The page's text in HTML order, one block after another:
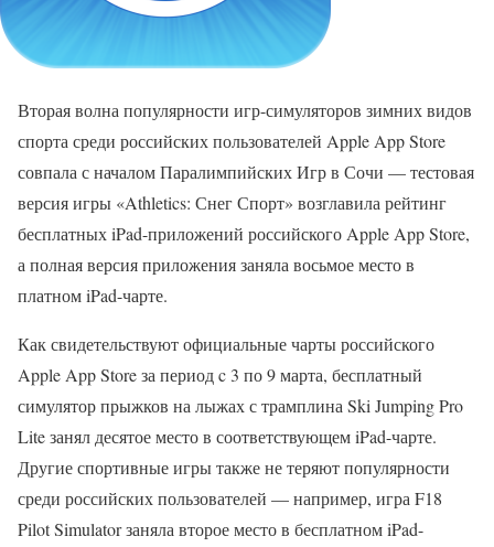
Вторая волна популярности игр-симуляторов зимних видов
спорта среди российских пользователей Apple App Store
совпала с началом Паралимпийских Игр в Сочи — тестовая
версия игры «Athletics: Снег Спорт» возглавила рейтинг
бесплатных iPad-приложений российского Apple App Store,
а полная версия приложения заняла восьмое место в
платном iPad-чарте.
Как свидетельствуют официальные чарты российского
Apple App Store за период c 3 по 9 марта, бесплатный
симулятор прыжков на лыжах с трамплина Ski Jumping Pro
Lite занял десятое место в соответствующем iPad-чарте.
Другие спортивные игры также не теряют популярности
среди российских пользователей — например, игра F18
Pilot Simulator заняла второе место в бесплатном iPad-